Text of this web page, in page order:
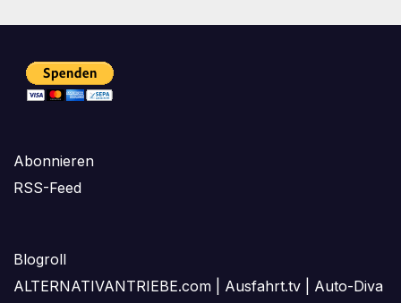
Abonnieren
RSS-Feed
Blogroll
ALTERNATIVANTRIEBE.com
Ausfahrt.tv
Auto-Diva